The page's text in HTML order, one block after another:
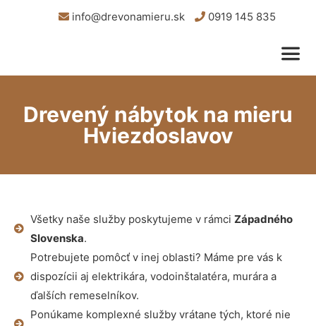
info@drevonamieru.sk 0919 145 835
Drevený nábytok na mieru
Hviezdoslavov
Všetky naše služby poskytujeme v rámci Západného
Slovenska.
Potrebujete pomôcť v inej oblasti? Máme pre vás k
dispozícii aj elektrikára, vodoinštalatéra, murára a
ďalších remeselníkov.
Ponúkame komplexné služby vrátane tých, ktoré nie